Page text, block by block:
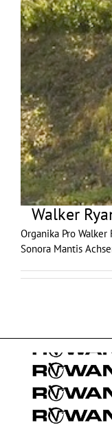
Walker
Organika Pro
Sonora Mantis